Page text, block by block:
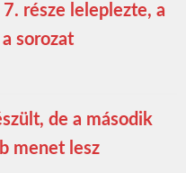
része leleplezte, a
sorozat
de a második
menet lesz